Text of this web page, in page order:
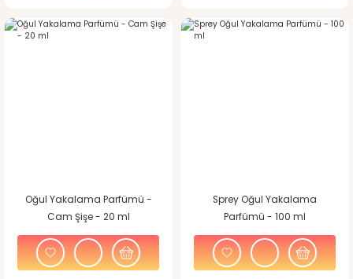
Oğul Yakalama Parfümü -
Cam Şişe - 20 ml
Sprey Oğul Yakalama
Parfümü - 100 ml